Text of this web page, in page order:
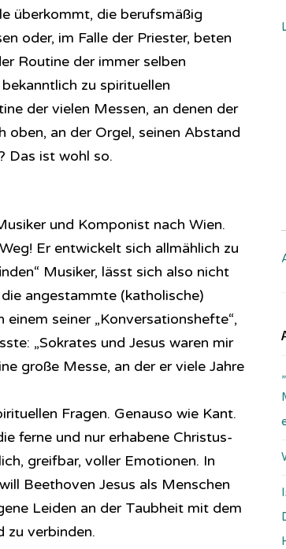
überkommt, die berufsmäßig
oder, im Falle der Priester, beten
Routine der immer selben
zu spirituellen
der vielen Messen, an denen der
oben, an der Orgel, seinen Abstand
Das ist wohl so.
und Komponist nach Wien.
Er entwickelt sich allmählich zu
Musiker, lässt sich also nicht
angestammte (katholische)
seiner „Konversationshefte“,
„Sokrates und Jesus waren mir
große Messe, an der er viele Jahre
Fragen. Genauso wie Kant.
ferne und nur erhabene Christus-
greifbar, voller Emotionen. In
Beethoven Jesus als Menschen
Leiden an der Taubheit mit dem
zu verbinden.